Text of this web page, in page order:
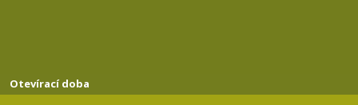
Otevírací doba